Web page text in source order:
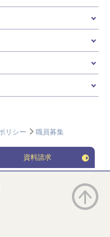
リシー 職員募集
資料請求